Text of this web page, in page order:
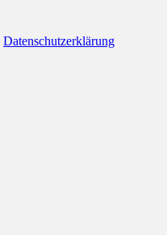
Datenschutzerklärung